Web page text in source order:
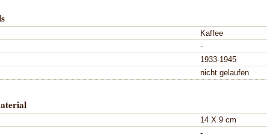
Kaffee
-
1933-1945
nicht gelaufen
14 X 9 cm
-